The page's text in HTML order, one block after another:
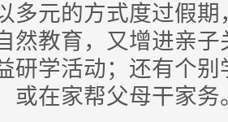
多元的方式度过假
然教育，又增进亲
研学活动；还有个
或在家帮父母干家务